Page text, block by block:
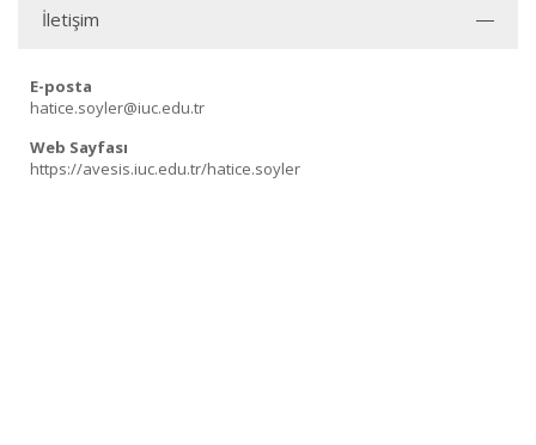
İletişim
E-posta
hatice.soyler@iuc.edu.tr
Web Sayfası
https://avesis.iuc.edu.tr/hatice.soyler